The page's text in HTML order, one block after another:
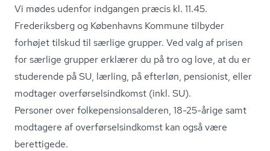
Vi mødes udenfor indgangen præcis kl. 11.45.
Frederiksberg og Københavns Kommune tilbyder
forhøjet tilskud til særlige grupper. Ved valg af prisen
for særlige grupper erklærer du på tro og love, at du er
studerende på SU, lærling, på efterløn, pensionist, eller
modtager over­før­sels­ind­komst (inkl. SU).
Personer over fol­ke­pen­sions­al­de­ren, 18-25-årige samt
modtagere af over­før­sels­ind­komst kan også være
berettigede.